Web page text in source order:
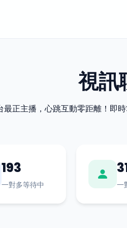
視訊
正主播，心跳互動零距離！即
193
一對多等待中 一